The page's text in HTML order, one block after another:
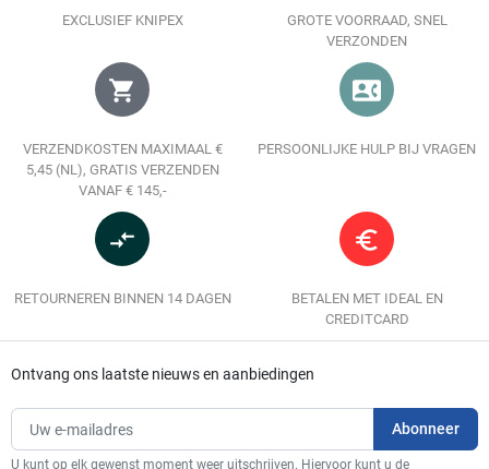
EXCLUSIEF KNIPEX
GROTE VOORRAAD, SNEL
VERZONDEN
shopping_cart
VERZENDKOSTEN MAXIMAAL €
5,45 (NL), GRATIS VERZENDEN
VANAF € 145,-
contact_phone
PERSOONLIJKE HULP BIJ VRAGEN
compare_arrows
RETOURNEREN BINNEN 14 DAGEN
euro_symbol
BETALEN MET IDEAL EN
CREDITCARD
Ontvang ons laatste nieuws en aanbiedingen
U kunt op elk gewenst moment weer uitschrijven. Hiervoor kunt u de